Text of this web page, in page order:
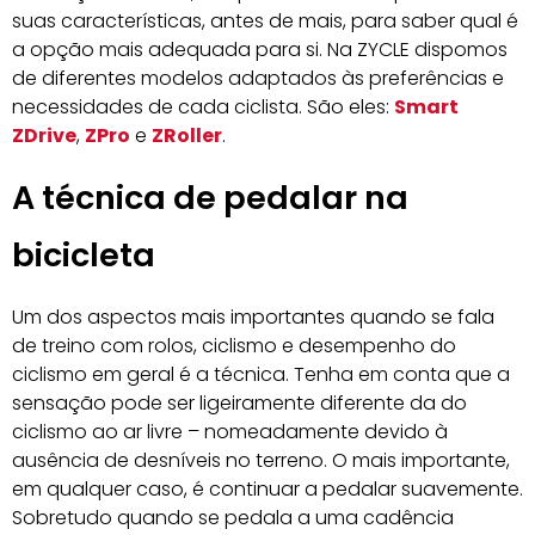
suas características, antes de mais, para saber qual é
a opção mais adequada para si. Na ZYCLE dispomos
de diferentes modelos adaptados às preferências e
necessidades de cada ciclista. São eles: Smart
ZDrive, ZPro e ZRoller.
A técnica de pedalar na
bicicleta
Um dos aspectos mais importantes quando se fala
de treino com rolos, ciclismo e desempenho do
ciclismo em geral é a técnica. Tenha em conta que a
sensação pode ser ligeiramente diferente da do
ciclismo ao ar livre – nomeadamente devido à
ausência de desníveis no terreno. O mais importante,
em qualquer caso, é continuar a pedalar suavemente.
Sobretudo quando se pedala a uma cadência